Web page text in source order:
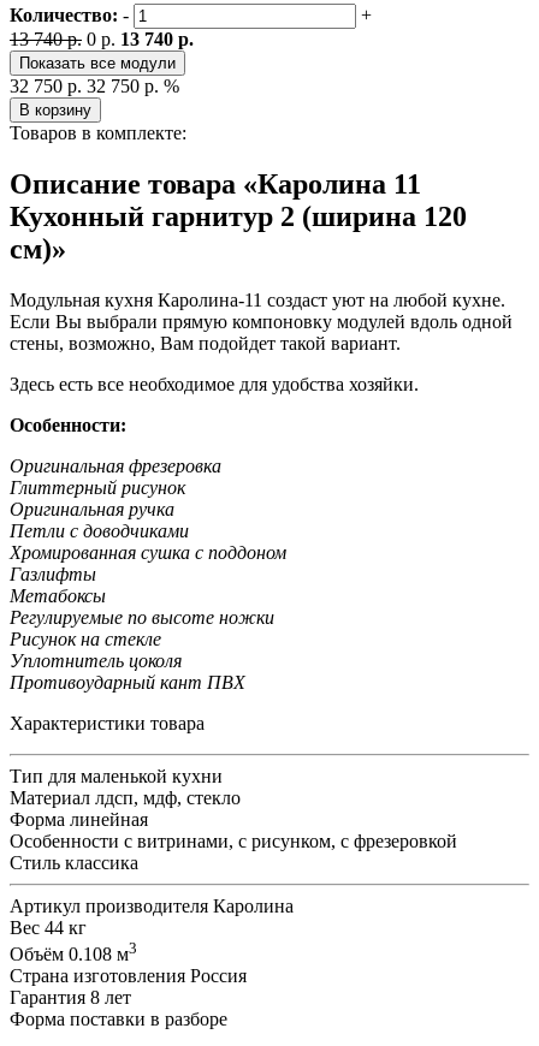
Количество: -
+
13 740 р. 0 р. 13 740 р.
Показать все модули
32 750 р. 32 750 р. %
В корзину
Товаров в комплекте:
Описание товара «Каролина 11
Кухонный гарнитур 2 (ширина 120
см)»
Модульная кухня Каролина-11 создаст уют на любой кухне.
Если Вы выбрали прямую компоновку модулей вдоль одной
стены, возможно, Вам подойдет такой вариант.
Здесь есть все необходимое для удобства хозяйки.
Особенности:
Оригинальная фрезеровка
Глиттерный рисунок
Оригинальная ручка
Петли с доводчиками
Хромированная сушка с поддоном
Газлифты
Метабоксы
Регулируемые по высоте ножки
Рисунок на стекле
Уплотнитель цоколя
Противоударный кант ПВХ
Характеристики товара
Тип для маленькой кухни
Материал лдсп, мдф, стекло
Форма линейная
Особенности с витринами, с рисунком, с фрезеровкой
Стиль классика
Артикул производителя Каролина
Вес 44 кг
Объём 0.108 м3
Страна изготовления Россия
Гарантия 8 лет
Форма поставки в разборе